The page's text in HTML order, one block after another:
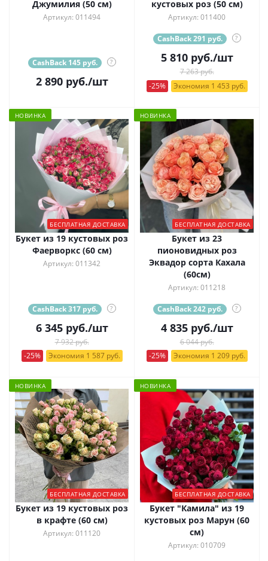
Джумилия (50 см)
Артикул: 011494
CashBack 145 руб. ?
2 890руб./шт
кустовых роз (50 см)
Артикул: 011400
CashBack 291 руб. ?
5 810руб./шт
7 263 руб.
-25%
Экономия 1 453 руб.
НОВИНКА
БЕСПЛАТНАЯ ДОСТАВКА
Букет из 19 кустовых роз
Фаерворкс (60 см)
Артикул: 011342
CashBack 317 руб. ?
6 345руб./шт
7 932 руб.
-25%
Экономия 1 587 руб.
НОВИНКА
БЕСПЛАТНАЯ ДОСТАВКА
Букет из 23
пионовидных роз
Эквадор сорта Кахала
(60см)
Артикул: 011218
CashBack 242 руб. ?
4 835руб./шт
6 044 руб.
-25%
Экономия 1 209 руб.
НОВИНКА
БЕСПЛАТНАЯ ДОСТАВКА
Букет из 19 кустовых роз
в крафте (60 см)
Артикул: 011120
НОВИНКА
БЕСПЛАТНАЯ ДОСТАВКА
Букет "Камила" из 19
кустовых роз Марун (60
см)
Артикул: 010709